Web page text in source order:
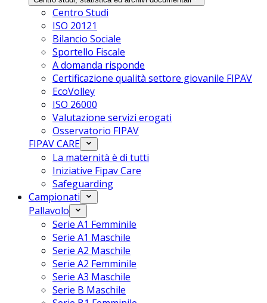
Centro Studi
ISO 20121
Bilancio Sociale
Sportello Fiscale
A domanda risponde
Certificazione qualità settore giovanile FIPAV
EcoVolley
ISO 26000
Valutazione servizi erogati
Osservatorio FIPAV
FIPAV CARE
La maternità è di tutti
Iniziative Fipav Care
Safeguarding
Campionati
Pallavolo
Serie A1 Femminile
Serie A1 Maschile
Serie A2 Maschile
Serie A2 Femminile
Serie A3 Maschile
Serie B Maschile